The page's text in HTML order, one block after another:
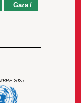
Gaza
2025